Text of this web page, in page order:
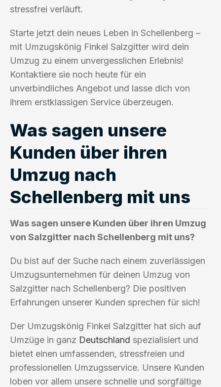
stressfrei verläuft.
Starte jetzt dein neues Leben in Schellenberg –
mit Umzugskönig Finkel Salzgitter wird dein
Umzug zu einem unvergesslichen Erlebnis!
Kontaktiere sie noch heute für ein
unverbindliches Angebot und lasse dich von
ihrem erstklassigen Service überzeugen.
Was sagen unsere
Kunden über ihren
Umzug nach
Schellenberg mit uns
Was sagen unsere Kunden über ihren Umzug
von Salzgitter nach Schellenberg mit uns?
Du bist auf der Suche nach einem zuverlässigen
Umzugsunternehmen für deinen Umzug von
Salzgitter nach Schellenberg? Die positiven
Erfahrungen unserer Kunden sprechen für sich!
Der Umzugskönig Finkel Salzgitter hat sich auf
Umzüge in ganz Deutschland spezialisiert und
bietet einen umfassenden, stressfreien und
professionellen Umzugsservice. Unsere Kunden
loben vor allem unsere schnelle und sorgfältige